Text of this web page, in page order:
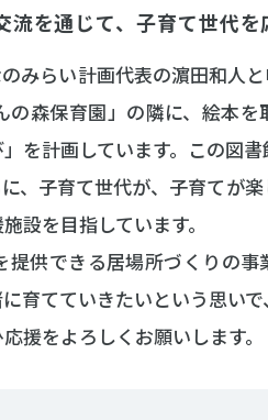
を通じて、子育て世代を
みらい計画代表の濵田和人
の森保育園」の隣に、絵本を
を計画しています。この図書
、子育て世代が、子育てが
設を目指しています。
提供できる居場所づくりの事
育てていきたいという思い
援をよろしくお願いします。